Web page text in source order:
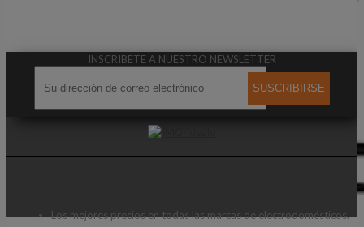
INSCRIBETE A NUESTRO NEWSLETTER
SUSCRIBIRSE
Los mejores precios en todas las marcas de electrodomésticos.